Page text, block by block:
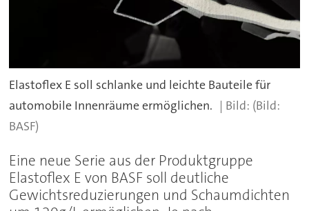
Elastoflex E soll schlanke und leichte Bauteile für
automobile Innenräume ermöglichen.
(Bild:
BASF)
Eine neue Serie aus der Produktgruppe
Elastoflex E von BASF soll deutliche
Gewichtsreduzierungen und Schaumdichten